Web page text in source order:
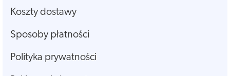
Koszty dostawy
Sposoby płatności
Polityka prywatności